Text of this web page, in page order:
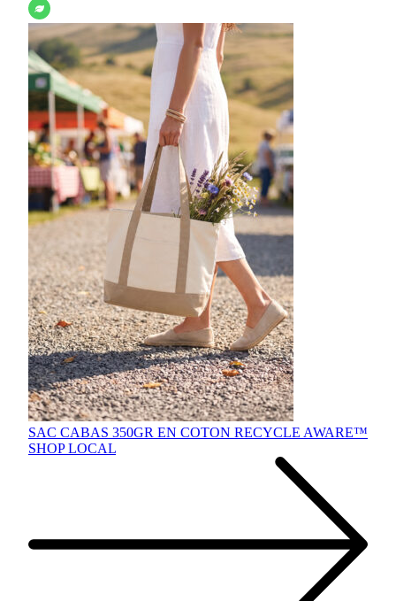
SAC CABAS 350GR EN COTON RECYCLE AWARE™
SHOP LOCAL